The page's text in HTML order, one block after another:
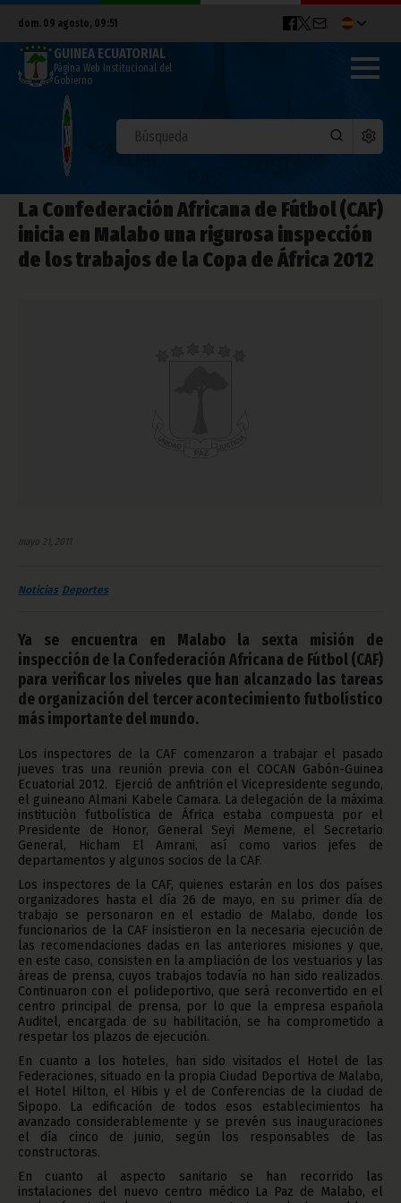
dom. 09 agosto, 09:51
GUINEA ECUATORIAL
Página Web Institucional del
Gobierno
La Confederación Africana de Fútbol (CAF)
inicia en Malabo una rigurosa inspección
de los trabajos de la Copa de África 2012
mayo 21, 2011
Noticias Deportes
Ya se encuentra en Malabo la sexta misión de
inspección de la Confederación Africana de Fútbol (CAF)
para verificar los niveles que han alcanzado las tareas
de organización del tercer acontecimiento futbolístico
más importante del mundo.
Los inspectores de la CAF comenzaron a trabajar el pasado
jueves tras una reunión previa con el COCAN Gabón-Guinea
Ecuatorial 2012. Ejerció de anfitrión el Vicepresidente segundo,
el guineano Almani Kabele Camara. La delegación de la máxima
institución futbolística de África estaba compuesta por el
Presidente de Honor, General Seyi Memene, el Secretario
General, Hicham El Amrani, así como varios jefes de
departamentos y algunos socios de la CAF.
Los inspectores de la CAF, quienes estarán en los dos países
organizadores hasta el día 26 de mayo, en su primer día de
trabajo se personaron en el estadio de Malabo, donde los
funcionarios de la CAF insistieron en la necesaria ejecución de
las recomendaciones dadas en las anteriores misiones y que,
en este caso, consisten en la ampliación de los vestuarios y las
áreas de prensa, cuyos trabajos todavía no han sido realizados.
Continuaron con el polideportivo, que será reconvertido en el
centro principal de prensa, por lo que la empresa española
Auditel, encargada de su habilitación, se ha comprometido a
respetar los plazos de ejecución.
En cuanto a los hoteles, han sido visitados el Hotel de las
Federaciones, situado en la propia Ciudad Deportiva de Malabo,
el Hotel Hilton, el Hibis y el de Conferencias de la ciudad de
Sipopo. La edificación de todos esos establecimientos ha
avanzado considerablemente y se prevén sus inauguraciones
el día cinco de junio, según los responsables de las
constructoras.
En cuanto al aspecto sanitario se han recorrido las
instalaciones del nuevo centro médico La Paz de Malabo, el